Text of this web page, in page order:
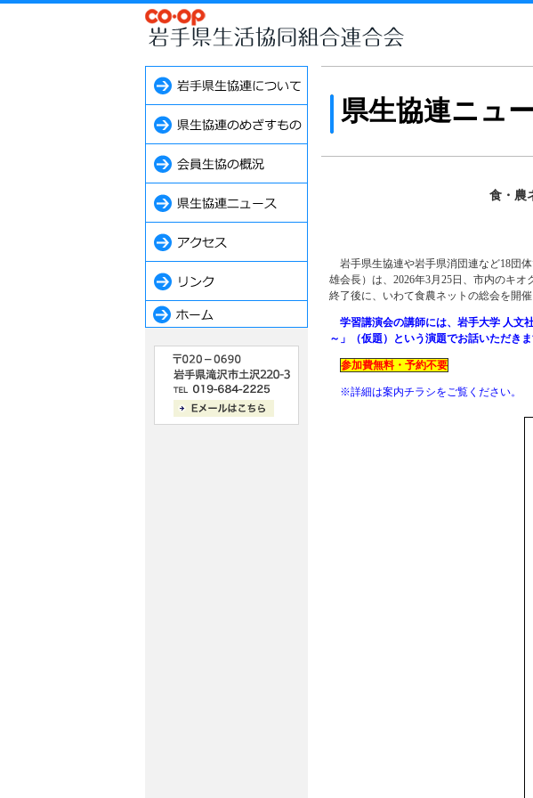
県生協連ニュ
食・農
岩手県生協連や岩手県消団連など18団
雄会長）は、2026年3月25日、市内のキ
終了後に、いわて食農ネットの総会を開催
学習講演会の講師には、岩手大学 人文
～」（仮題）という演題でお話いただきま
参加費無料・予約不要
※詳細は案内チラシをご覧ください。